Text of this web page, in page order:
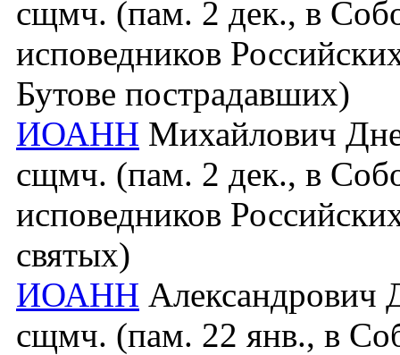
сщмч. (пам. 2 дек., в
исповедников
Бутове пострадавших)
ИОАНН Михайлович
сщмч. (пам. 2 дек., в
исповедников
святых)
ИОАНН Александрович
сщмч. (пам. 22 янв., в